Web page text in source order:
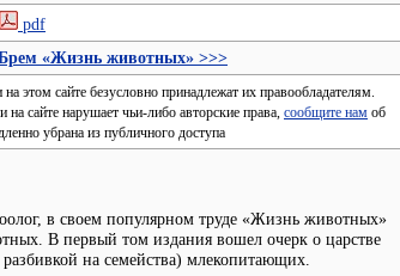
pdf
«Жизнь животных» >>>
на этом сайте безусловно принадлежат их правообладателям.
на сайте нарушает чьи-либо авторские права, сообщите нам об
убрана из публичного доступа
в своем популярном труде «Жизнь животных»
В первый том издания вошел очерк о царстве
на семейства) млекопитающих.